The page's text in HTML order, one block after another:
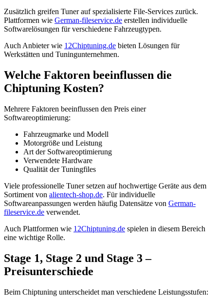
Zusätzlich greifen Tuner auf spezialisierte File-Services zurück.
Plattformen wie German-fileservice.de erstellen individuelle
Softwarelösungen für verschiedene Fahrzeugtypen.
Auch Anbieter wie 12Chiptuning.de bieten Lösungen für
Werkstätten und Tuningunternehmen.
Welche Faktoren beeinflussen die
Chiptuning Kosten?
Mehrere Faktoren beeinflussen den Preis einer
Softwareoptimierung:
Fahrzeugmarke und Modell
Motorgröße und Leistung
Art der Softwareoptimierung
Verwendete Hardware
Qualität der Tuningfiles
Viele professionelle Tuner setzen auf hochwertige Geräte aus dem
Sortiment von alientech-shop.de. Für individuelle
Softwareanpassungen werden häufig Datensätze von German-
fileservice.de verwendet.
Auch Plattformen wie 12Chiptuning.de spielen in diesem Bereich
eine wichtige Rolle.
Stage 1, Stage 2 und Stage 3 –
Preisunterschiede
Beim Chiptuning unterscheidet man verschiedene Leistungsstufen: